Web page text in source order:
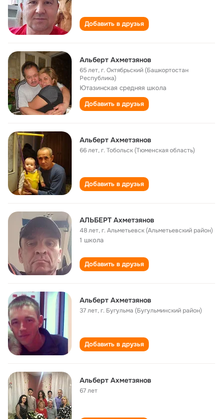
Добавить в друзья
Альберт Ахметзянов
65 лет,г. Октябрьский (Башкортостан
Республика)
Ютазинская cредняя школа
Добавить в друзья
Альберт Ахметзянов
66 лет,г. Тобольск (Тюменская область)
Добавить в друзья
АЛЬБЕРТ Ахметзянов
48 лет,г. Альметьевск (Альметьевский район)
1 школа
Добавить в друзья
Альберт Ахметзянов
37 лет,г. Бугульма (Бугульминский район)
Добавить в друзья
Альберт Ахметзянов
67 лет